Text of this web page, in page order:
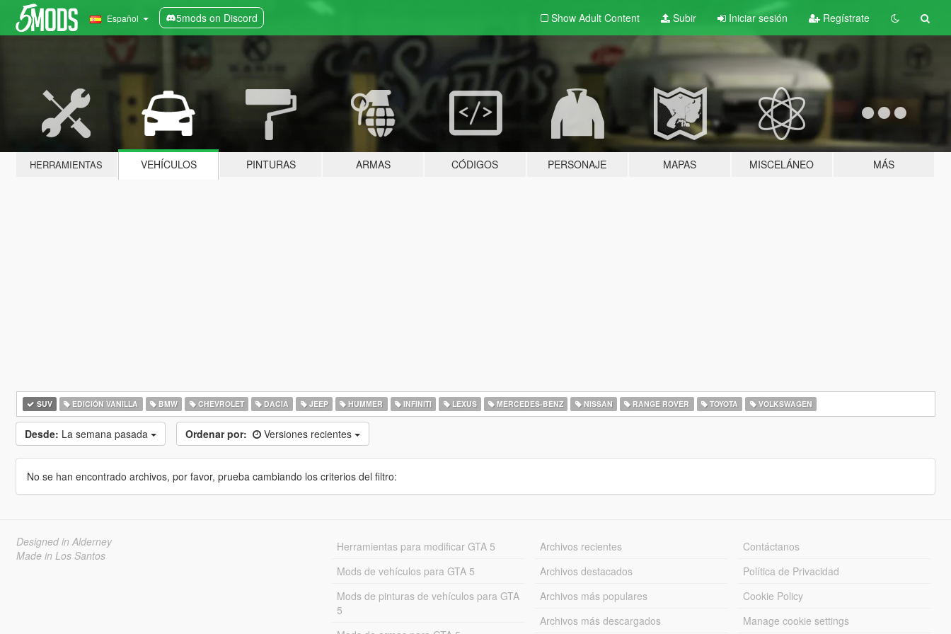
Español 5mods on Discord Show Adult Content Subir Iniciar sesión Regístrate
HERRAMIENTAS VEHÍCULOS PINTURAS ARMAS CÓDIGOS PERSONAJE MAPAS MISCELÁNEO MÁS
SUV EDICIÓN VANILLA BMW CHEVROLET DACIA JEEP HUMMER INFINITI LEXUS MERCEDES-BENZ NISSAN RANGE ROVER TOYOTA VOLKSWAGEN
Desde: La semana pasada Ordenar por: Versiones recientes
No se han encontrado archivos, por favor, prueba cambiando los criterios del filtro:
Designed in Alderney
Made in Los Santos
Herramientas para modificar GTA 5
Mods de vehículos para GTA 5
Mods de pinturas de vehículos para GTA
5
Archivos recientes
Archivos destacados
Archivos más populares
Archivos más descargados
Contáctanos
Política de Privacidad
Cookie Policy
Manage cookie settings